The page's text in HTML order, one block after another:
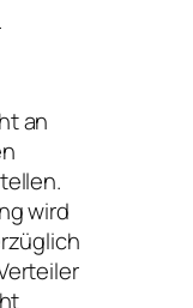
an
wird